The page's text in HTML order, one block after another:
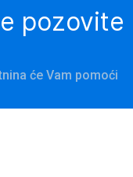
pozovite
će Vam pomoći